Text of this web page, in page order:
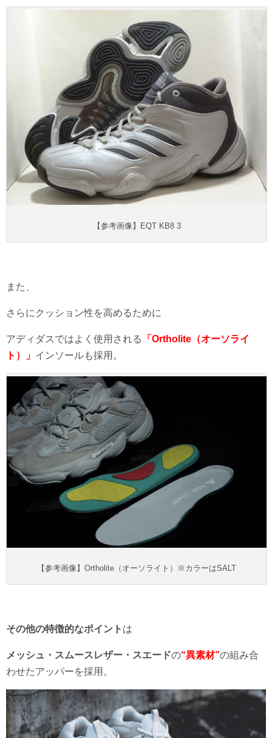
【参考画像】EQT KB8 3
また、
さらにクッション性を高めるために
アディダスではよく使用される
「Ortholite（オーソライ
ト）」 インソールも採用。
【参考画像】Ortholite（オーソライト）※カラーはSALT
その他の特徴的なポイント は
メッシュ・スムースレザー・スエードの“異素材”の組み合
わせたアッパーを採用。